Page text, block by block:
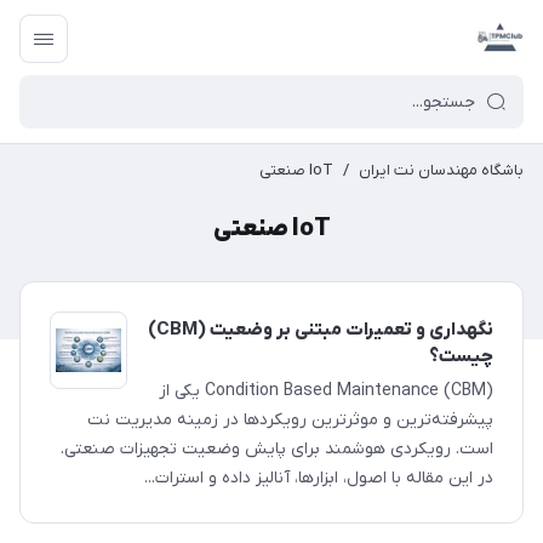
باشگاه مهندسان نت ایران / IoT صنعتی
IoT صنعتی
نگهداری و تعمیرات مبتنی بر وضعیت (CBM)
چیست؟
Condition Based Maintenance (CBM) یکی از
پیشرفته‌ترین و موثرترین رویکردها در زمینه مدیریت نت
است. رویکردی هوشمند برای پایش وضعیت تجهیزات صنعتی.
در این مقاله با اصول، ابزارها، آنالیز داده و استرات...